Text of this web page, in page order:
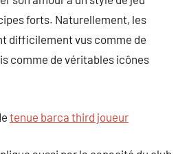
forts. Naturellement, les
difficilement vus comme de
comme de véritables icônes
tenue barca third joueur